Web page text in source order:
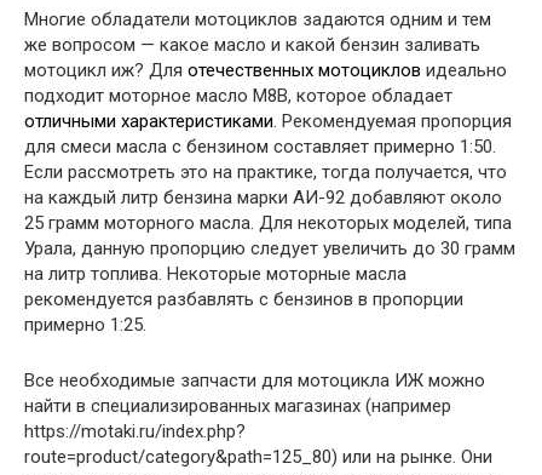
Многие обладатели мотоциклов задаются одним и тем
же вопросом — какое масло и какой бензин заливать
мотоцикл иж? Для отечественных мотоциклов идеально
подходит моторное масло М8В, которое обладает
отличными характеристиками. Рекомендуемая пропорция
для смеси масла с бензином составляет примерно 1:50.
Если рассмотреть это на практике, тогда получается, что
на каждый литр бензина марки АИ-92 добавляют около
25 грамм моторного масла. Для некоторых моделей, типа
Урала, данную пропорцию следует увеличить до 30 грамм
на литр топлива. Некоторые моторные масла
рекомендуется разбавлять с бензинов в пропорции
примерно 1:25.
Все необходимые запчасти для мотоцикла ИЖ можно
найти в специализированных магазинах (например
https://motaki.ru/index.php?
route=product/category&path=125_80) или на рынке. Они